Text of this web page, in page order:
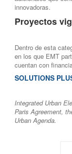
innovadoras.
Proyectos
Dentro de esta
en los que EMT
cuentan con
SOLUTIONS
Integrated Urban
Paris Agreement,
Urban Agenda.